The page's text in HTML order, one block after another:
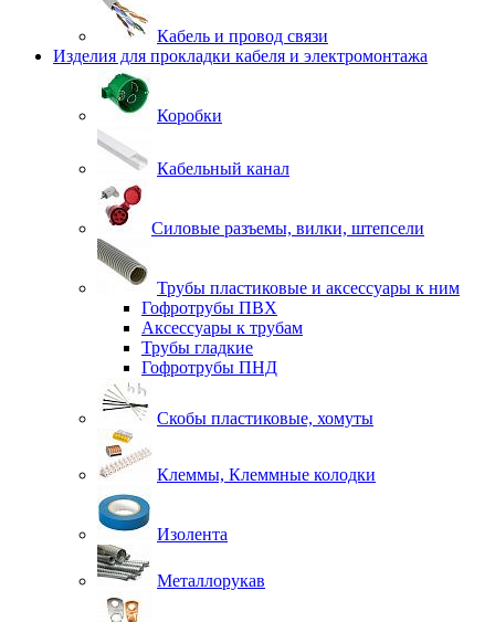
Кабель и провод связи
Изделия для прокладки кабеля и электромонтажа
Коробки
Кабельный канал
Силовые разъемы, вилки, штепсели
Трубы пластиковые и аксессуары к ним
Гофротрубы ПВХ
Аксессуары к трубам
Трубы гладкие
Гофротрубы ПНД
Скобы пластиковые, хомуты
Клеммы, Клеммные колодки
Изолента
Металлорукав